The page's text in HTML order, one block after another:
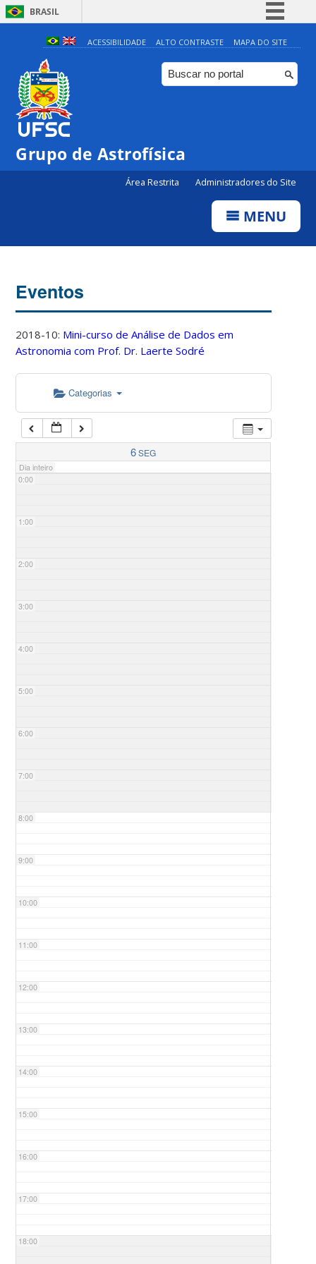
BRASIL
Simplifique!
Comunica BR
Participe
ACESSIBILIDADE ALTO CONTRASTE MAPA DO SITE
Grupo de Astrofísica
Área Restrita Administradores do Site
MENU
Eventos
2018-10: Mini-curso de Análise de Dados em
Astronomia com Prof. Dr. Laerte Sodré
Categorias
6SEG
Dia inteiro
0:00
1:00
2:00
3:00
4:00
5:00
6:00
7:00
8:00
9:00
10:00
11:00
12:00
13:00
14:00
15:00
16:00
17:00
18:00